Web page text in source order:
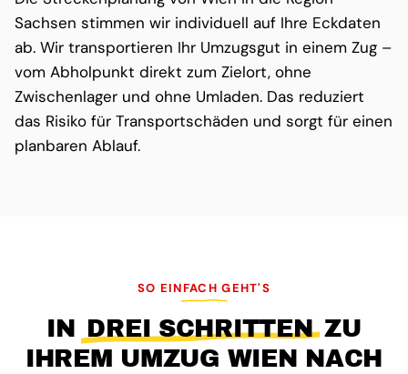
Sachsen stimmen wir individuell auf Ihre Eckdaten
ab. Wir transportieren Ihr Umzugsgut in einem Zug –
vom Abholpunkt direkt zum Zielort, ohne
Zwischenlager und ohne Umladen. Das reduziert
das Risiko für Transportschäden und sorgt für einen
planbaren Ablauf.
SO EINFACH GEHT'S
IN DREI SCHRITTENZU
IHREM UMZUG WIEN NACH